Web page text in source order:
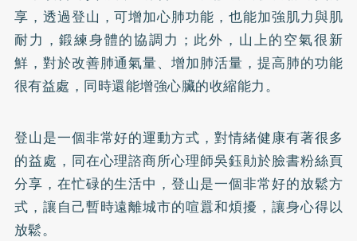
享，透過登山，可增加心肺功能，也能加強肌力與肌
耐力，鍛練身體的協調力；此外，山上的空氣很新
鮮，對於改善肺通氣量、增加肺活量，提高肺的功能
很有益處，同時還能增強心臟的收縮能力。
登山是一個非常好的運動方式，對情緒健康有著很多
的益處，同在心理諮商所心理師吳鈺勛於臉書粉絲頁
分享，在忙碌的生活中，登山是一個非常好的放鬆方
式，讓自己暫時遠離城市的喧囂和煩擾，讓身心得以
放鬆。